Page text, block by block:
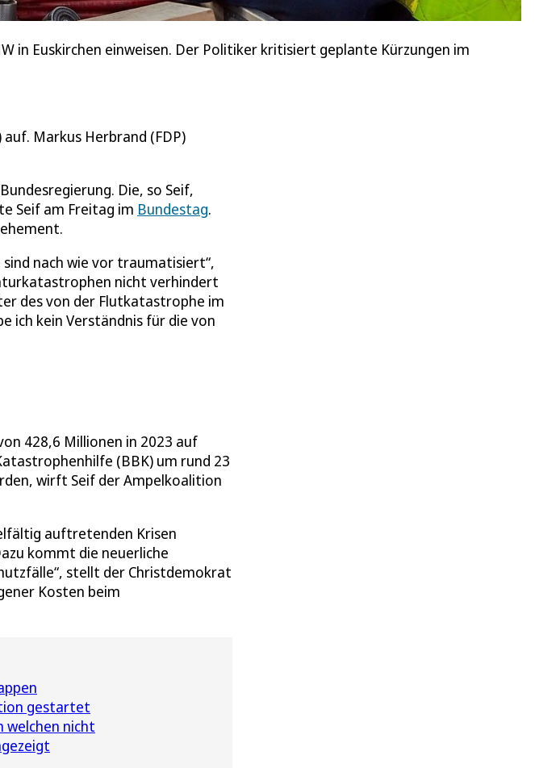
in Euskirchen einweisen. Der Politiker kritisiert geplante Kürzungen im
Markus Herbrand (FDP)
Die, so Seif,
Seif am Freitag im Bundestag.
nach wie vor traumatisiert“,
nicht verhindert
des von der Flutkatastrophe im
ich kein Verständnis für die von
428,6 Millionen in 2023 auf
(BBK) um rund 23
wirft Seif der Ampelkoalition
auftretenden Krisen
kommt die neuerliche
stellt der Christdemokrat
Kosten beim
gestartet
welchen nicht